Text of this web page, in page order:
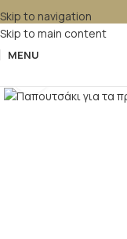
Skip to navigation
Skip to main content
MENU